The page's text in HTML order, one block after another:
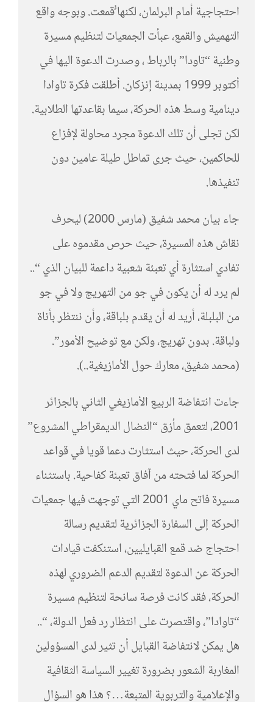
احتجاجية أمام البرلمان، لكنها ٌُقمعت. وبوجه واقع
التهميش والقمع، عبأت الجمعيات لتنظيم مسيرة
وطنية “تاودا” بالرباط ، وصدرت الدعوة اليها في
أكتوبر 1999 بمدينة إنزكان. أطلقت فكرة تاوادا
دينامية وسط هذه الحركة، سيما بقاعدتها الطلابية.
لكن تجلى أن تلك الدعوة مجرد محاولة لإفزاع
للحاكمين، حيث جرى تماطل طيلة عامين دون
تنفيذها.
جاء بيان محمد شفيق (مارس 2000) ليحرف
نقاش هذه المسيرة، حيث حرص مقدموه على
تفادي استثارة أي تعبئة شعبية داعمة للبيان الذي “..
لم يرد له أن يكون في جو من التهريج ولا في جو
من البلبلة، أريد له أن يقدم بلباقة، وأن ننتظر بأناة
ولباقة. بدون تهريج، ولكن مع توضيح الأمور”.
(محمد شفيق، معارك حول الأمازيغية..).
جاءت انتفاضة الربيع الأمازيغي الثاني بالجزائر
2001، لتعمق مأزق “النضال الديمقراطي المشروع”
لدى الحركة، حيث استثارت دعما قويا في قواعد
الحركة لما فتحته من آفاق تعبئة كفاحية. باستثناء
مسيرة فاتح ماي 2001 التي توجهت فيها جمعيات
الحركة إلى السفارة الجزائرية لتقديم رسالة
احتجاج ضد قمع القبايليين، استنكفت قيادات
الحركة عن الدعوة لتقديم الدعم الضروري لهذه
الحركة، فقد كانت فرصة سانحة لتنظيم مسيرة
“تاوادا”، واقتصرت على انتظار رد فعل الدولة، “..
هل يمكن لانتفاضة القبايل أن تثير لدى المسؤولين
المغاربة الشعور بضرورة تغيير السياسة الثقافية
والإعلامية والتربوية المتبعة…؟ هذا هو السؤال